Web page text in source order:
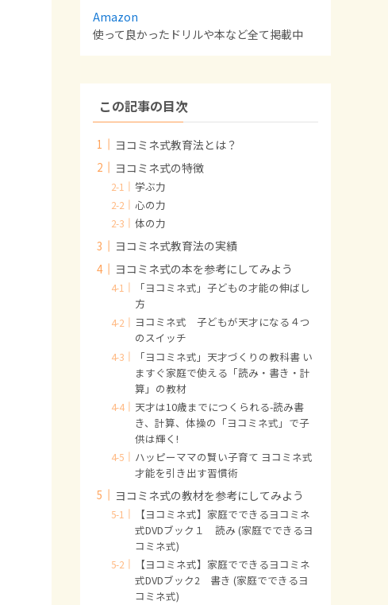
Amazon
使って良かったドリルや本など全て掲載中
この記事の目次
ヨコミネ式教育法とは？
ヨコミネ式の特徴
学ぶ力
心の力
体の力
ヨコミネ式教育法の実績
ヨコミネ式の本を参考にしてみよう
「ヨコミネ式」子どもの才能の伸ばし
方
ヨコミネ式 子どもが天才になる４つ
のスイッチ
「ヨコミネ式」天才づくりの教科書 い
ますぐ家庭で使える「読み・書き・計
算」の教材
天才は10歳までにつくられる-読み書
き、計算、体操の「ヨコミネ式」で子
供は輝く!
ハッピーママの賢い子育て ヨコミネ式
才能を引き出す習慣術
ヨコミネ式の教材を参考にしてみよう
【ヨコミネ式】家庭でできるヨコミネ
式DVDブック１ 読み (家庭でできるヨ
コミネ式)
【ヨコミネ式】家庭でできるヨコミネ
式DVDブック2 書き (家庭でできるヨ
コミネ式)